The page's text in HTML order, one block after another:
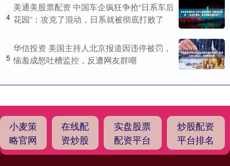
4
美通美股票配资 中国车企疯狂争抢“日系车后
花园”：攻克了混动，日系就被彻底打败了
5
华信投资 美国主持人北京报道因违停被罚，
恼羞成怒吐槽监控，反遭网友群嘲
小麦策
略官网
在线配
资炒股
实盘股票
配资平台
炒股配资
平台排名